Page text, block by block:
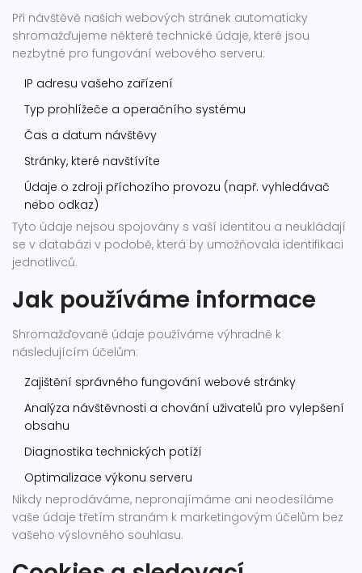
Při návštěvě našich webových stránek automaticky
shromažďujeme některé technické údaje, které jsou
nezbytné pro fungování webového serveru:
IP adresu vašeho zařízení
Typ prohlížeče a operačního systému
Čas a datum návštěvy
Stránky, které navštívíte
Údaje o zdroji příchozího provozu (např. vyhledávač
nebo odkaz)
Tyto údaje nejsou spojovány s vaší identitou a neukládají
se v databázi v podobě, která by umožňovala identifikaci
jednotlivců.
Jak používáme informace
Shromažďované údaje používáme výhradně k
následujícím účelům:
Zajištění správného fungování webové stránky
Analýza návštěvnosti a chování uživatelů pro vylepšení
obsahu
Diagnostika technických potíží
Optimalizace výkonu serveru
Nikdy neprodáváme, nepronajímáme ani neodesíláme
vaše údaje třetím stranám k marketingovým účelům bez
vašeho výslovného souhlasu.